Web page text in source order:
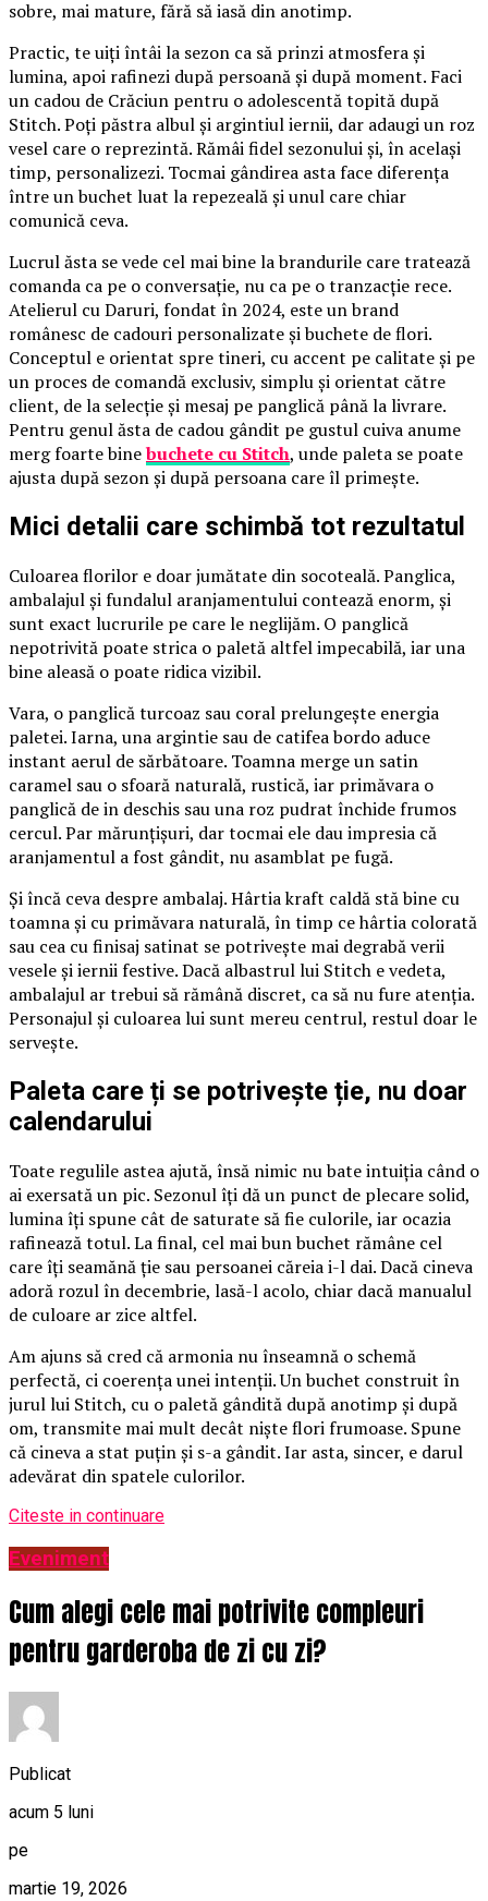
sobre, mai mature, fără să iasă din anotimp.
Practic, te uiți întâi la sezon ca să prinzi atmosfera și
lumina, apoi rafinezi după persoană și după moment. Faci
un cadou de Crăciun pentru o adolescentă topită după
Stitch. Poți păstra albul și argintiul iernii, dar adaugi un roz
vesel care o reprezintă. Rămâi fidel sezonului și, în același
timp, personalizezi. Tocmai gândirea asta face diferența
între un buchet luat la repezeală și unul care chiar
comunică ceva.
Lucrul ăsta se vede cel mai bine la brandurile care tratează
comanda ca pe o conversație, nu ca pe o tranzacție rece.
Atelierul cu Daruri, fondat în 2024, este un brand
românesc de cadouri personalizate și buchete de flori.
Conceptul e orientat spre tineri, cu accent pe calitate și pe
un proces de comandă exclusiv, simplu și orientat către
client, de la selecție și mesaj pe panglică până la livrare.
Pentru genul ăsta de cadou gândit pe gustul cuiva anume
merg foarte binebuchete cu Stitch, unde paleta se poate
ajusta după sezon și după persoana care îl primește.
Mici detalii care schimbă tot rezultatul
Culoarea florilor e doar jumătate din socoteală. Panglica,
ambalajul și fundalul aranjamentului contează enorm, și
sunt exact lucrurile pe care le neglijăm. O panglică
nepotrivită poate strica o paletă altfel impecabilă, iar una
bine aleasă o poate ridica vizibil.
Vara, o panglică turcoaz sau coral prelungește energia
paletei. Iarna, una argintie sau de catifea bordo aduce
instant aerul de sărbătoare. Toamna merge un satin
caramel sau o sfoară naturală, rustică, iar primăvara o
panglică de in deschis sau una roz pudrat închide frumos
cercul. Par mărunțișuri, dar tocmai ele dau impresia că
aranjamentul a fost gândit, nu asamblat pe fugă.
Și încă ceva despre ambalaj. Hârtia kraft caldă stă bine cu
toamna și cu primăvara naturală, în timp ce hârtia colorată
sau cea cu finisaj satinat se potrivește mai degrabă verii
vesele și iernii festive. Dacă albastrul lui Stitch e vedeta,
ambalajul ar trebui să rămână discret, ca să nu fure atenția.
Personajul și culoarea lui sunt mereu centrul, restul doar le
servește.
Paleta care ți se potrivește ție, nu doar
calendarului
Toate regulile astea ajută, însă nimic nu bate intuiția când o
ai exersată un pic. Sezonul îți dă un punct de plecare solid,
lumina îți spune cât de saturate să fie culorile, iar ocazia
rafinează totul. La final, cel mai bun buchet rămâne cel
care îți seamănă ție sau persoanei căreia i-l dai. Dacă cineva
adoră rozul în decembrie, lasă-l acolo, chiar dacă manualul
de culoare ar zice altfel.
Am ajuns să cred că armonia nu înseamnă o schemă
perfectă, ci coerența unei intenții. Un buchet construit în
jurul lui Stitch, cu o paletă gândită după anotimp și după
om, transmite mai mult decât niște flori frumoase. Spune
că cineva a stat puțin și s-a gândit. Iar asta, sincer, e darul
adevărat din spatele culorilor.
Citeste in continuare
Eveniment
Cum alegi cele mai potrivite compleuri
pentru garderoba de zi cu zi?
Publicat
acum 5 luni
pe
martie 19, 2026